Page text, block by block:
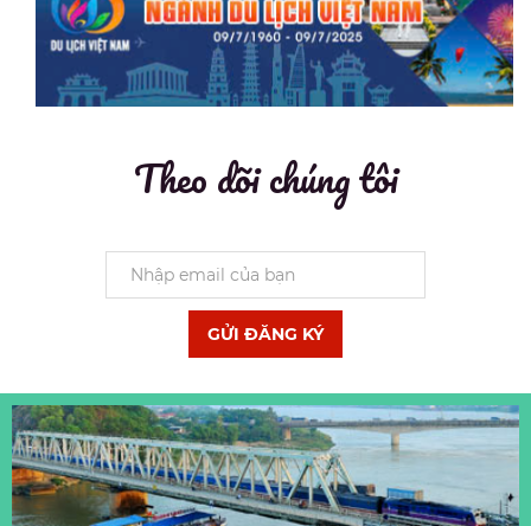
Theo dõi chúng tôi
GỬI ĐĂNG KÝ